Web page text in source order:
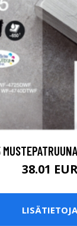
38.01
LISÄTIETOJA